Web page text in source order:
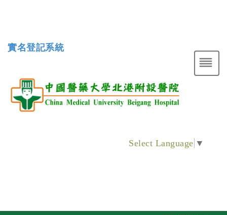
實名登記系統
Select Language ▼